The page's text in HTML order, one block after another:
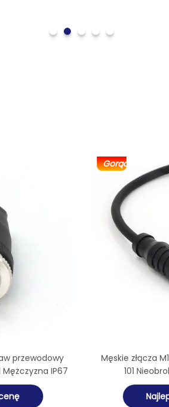
przewodowy
Mężczyzna IP67
Gorący
Męskie złącza
101